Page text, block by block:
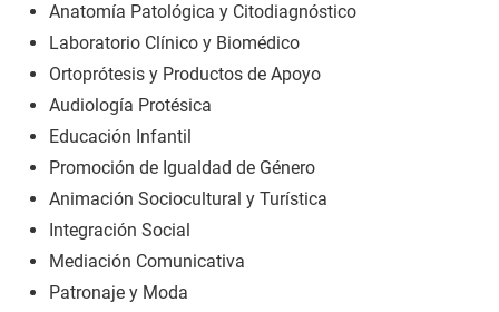
Anatomía Patológica y Citodiagnóstico
Laboratorio Clínico y Biomédico
Ortoprótesis y Productos de Apoyo
Audiología Protésica
Educación Infantil
Promoción de Igualdad de Género
Animación Sociocultural y Turística
Integración Social
Mediación Comunicativa
Patronaje y Moda